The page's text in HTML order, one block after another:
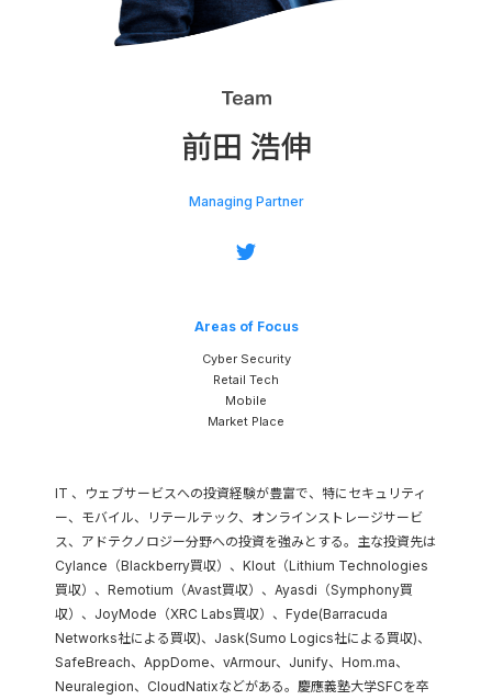
Portfolio
Corporate Partner
前田 浩伸
Managing Partner
Areas of Focus
Cyber Security
Retail Tech
Mobile
Market Place
IT 、ウェブサービスへの投資経験が豊富で、特にセキュリティ
ー、モバイル、リテールテック、オンラインストレージサービ
ス、アドテクノロジー分野への投資を強みとする。主な投資先は
Cylance（Blackberry買収）、Klout（Lithium Technologies
買収）、Remotium（Avast買収）、Ayasdi（Symphony買
収）、JoyMode（XRC Labs買収）、Fyde(Barracuda
Networks社による買収)、Jask(Sumo Logics社による買収)、
SafeBreach、AppDome、vArmour、Junify、Hom.ma、
Neuralegion、CloudNatixなどがある。慶應義塾大学SFCを卒